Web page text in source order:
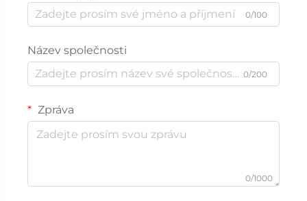
0/100
Název společnosti
0/200
Zpráva
0/1000